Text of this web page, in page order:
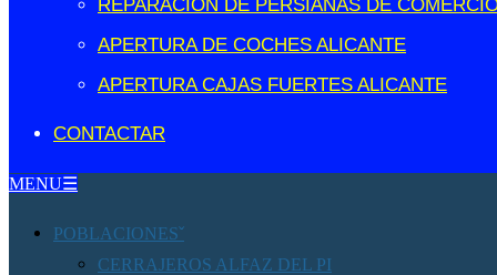
REPARACIÓN DE PERSIANAS DE
APERTURA DE COCHES ALICANTE
APERTURA CAJAS FUERTES ALICANTE
CONTACTAR
MENU☰
POBLACIONES
CERRAJEROS ALFAZ DEL PI